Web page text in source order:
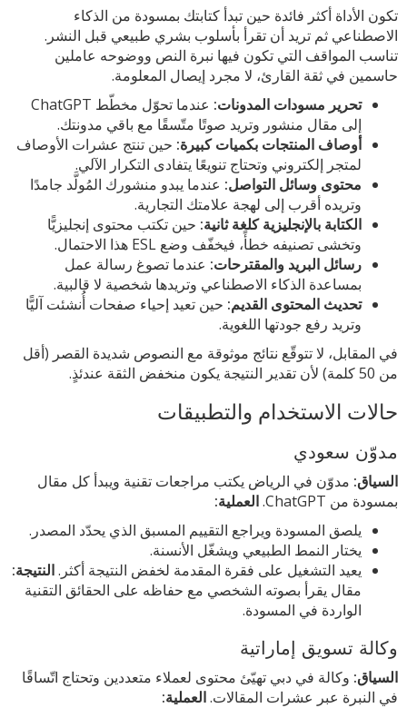
تكون الأداة أكثر فائدة حين تبدأ كتابتك بمسودة من الذكاء
الاصطناعي ثم تريد أن تقرأ بأسلوب بشري طبيعي قبل النشر.
تناسب المواقف التي تكون فيها نبرة النص ووضوحه عاملين
حاسمين في ثقة القارئ، لا مجرد إيصال المعلومة.
تحرير مسودات المدونات:
عندما تحوّل مخطّط ChatGPT
إلى مقال منشور وتريد صوتًا متّسقًا مع باقي مدونتك.
أوصاف المنتجات بكميات كبيرة: حين تنتج عشرات الأوصاف
لمتجر إلكتروني وتحتاج تنويعًا يتفادى التكرار الآلي.
محتوى وسائل التواصل: عندما يبدو منشورك المُولَّد جامدًا
وتريده أقرب إلى لهجة علامتك التجارية.
الكتابة بالإنجليزية كلغة ثانية: حين تكتب محتوى إنجليزيًّا
وتخشى تصنيفه خطأً، فيخفّف وضع ESL هذا الاحتمال.
رسائل البريد والمقترحات: عندما تصوغ رسالة عمل
بمساعدة الذكاء الاصطناعي وتريدها شخصية لا قالبية.
تحديث المحتوى القديم: حين تعيد إحياء صفحات أُنشئت آليًّا
وتريد رفع جودتها اللغوية.
في المقابل، لا تتوقّع نتائج موثوقة مع النصوص شديدة القصر (أقل
من 50 كلمة) لأن تقدير النتيجة يكون منخفض الثقة عندئذٍ.
حالات الاستخدام والتطبيقات
مدوّن سعودي
السياق: مدوّن في الرياض يكتب مراجعات تقنية ويبدأ كل مقال
بمسودة من ChatGPT.
العملية:
يلصق المسودة ويراجع التقييم المسبق الذي يحدّد المصدر.
يختار النمط الطبيعي ويشغّل الأنسنة.
يعيد التشغيل على فقرة المقدمة لخفض النتيجة أكثر.النتيجة:
مقال يقرأ بصوته الشخصي مع حفاظه على الحقائق التقنية
الواردة في المسودة.
وكالة تسويق إماراتية
السياق: وكالة في دبي تهيّئ محتوى لعملاء متعددين وتحتاج اتّساقًا
في النبرة عبر عشرات المقالات.العملية: